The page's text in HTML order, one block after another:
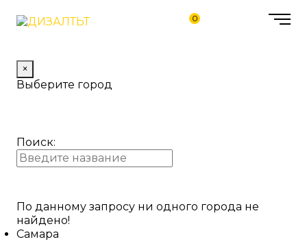
0
×
Выберите город
Поиск:
По данному запросу ни одного города не
найдено!
Самара